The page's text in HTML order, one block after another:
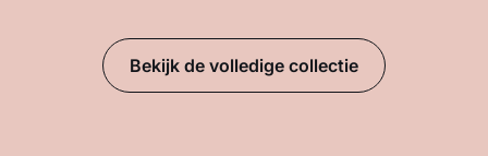
Bekijk de volledige collectie